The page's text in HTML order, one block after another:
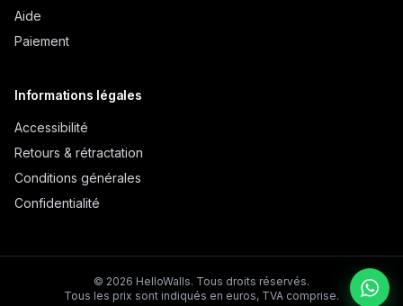
Aide
Paiement
Informations légales
Accessibilité
Retours & rétractation
Conditions générales
Confidentialité
© 2026 HelloWalls. Tous droits réservés.
Tous les prix sont indiqués en euros, TVA comprise.